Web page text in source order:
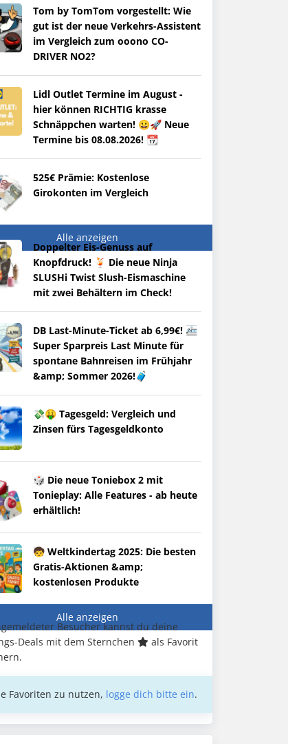
Tom by TomTom vorgestellt: Wie
gut ist der neue Verkehrs-Assistent
im Vergleich zum ooono CO-
DRIVER NO2?
Lidl Outlet Termine im August -
hier können RICHTIG krasse
Schnäppchen warten! 😀🚀 Neue
Termine bis 08.08.2026! 📆
525€ Prämie: Kostenlose
Girokonten im Vergleich
Alle anzeigen
Doppelter Eis-Genuss auf
Knopfdruck! 🍹 Die neue Ninja
SLUSHi Twist Slush-Eismaschine
mit zwei Behältern im Check!
DB Last-Minute-Ticket ab 6,99€! 🚈
Super Sparpreis Last Minute für
spontane Bahnreisen im Frühjahr
&amp; Sommer 2026!🧳
💸🤑 Tagesgeld: Vergleich und
Zinsen fürs Tagesgeldkonto
🎲 Die neue Toniebox 2 mit
Tonieplay: Alle Features - ab heute
erhältlich!
🧒 Weltkindertag 2025: Die besten
Gratis-Aktionen &amp;
kostenlosen Produkte
Alle anzeigen
Besucher kannst du deine
Deals mit dem Sternchen
als Favorit
Favoriten zu nutzen, logge dich bitte ein.